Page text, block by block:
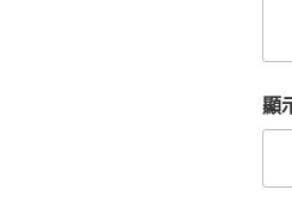
顯